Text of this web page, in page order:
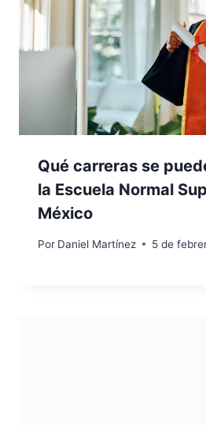
Qué carreras se
la Escuela Normal
México
Por Daniel Martínez 5 de